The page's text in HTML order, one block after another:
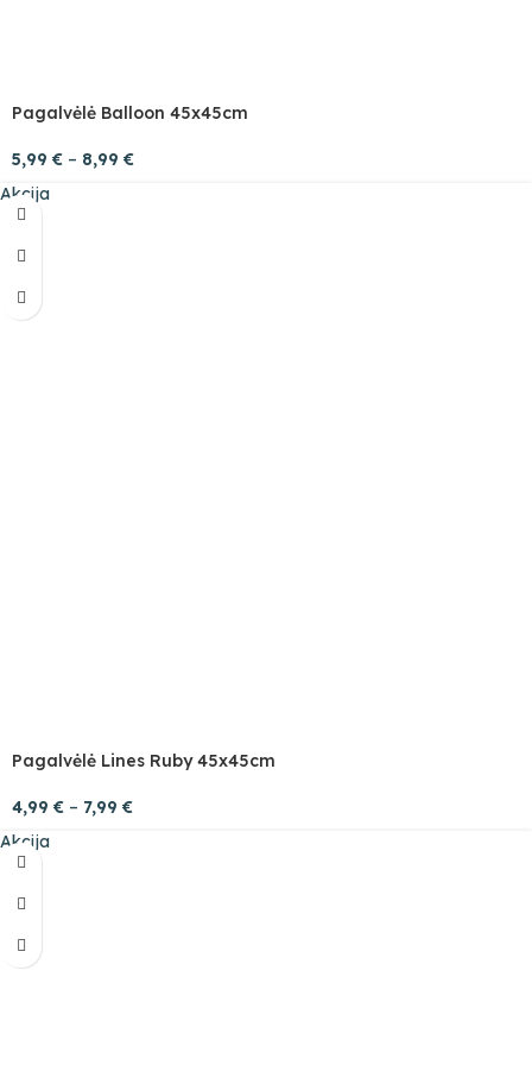
Pagalvėlė Balloon 45x45cm
5,99 € – 8,99 €
Akcija
Pagalvėlė Lines Ruby 45x45cm
4,99 € – 7,99 €
Akcija